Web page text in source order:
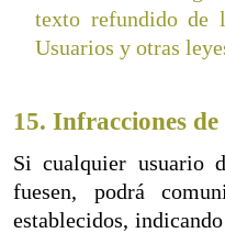
texto refundido de
Usuarios y otras
15. Infracciones de
Si cualquier usuario
fuesen, podrá
establecidos,